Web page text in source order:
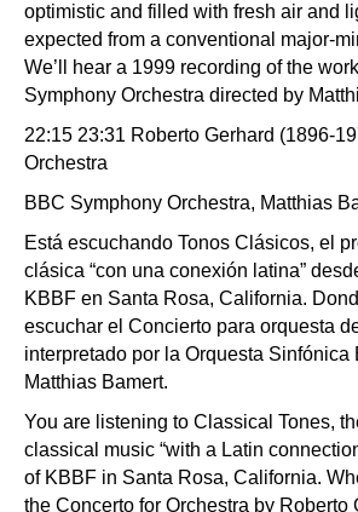
optimistic and filled with fresh air and
expected from a conventional major-
We’ll hear a 1999 recording of the
Symphony Orchestra directed by
22:15 23:31 Roberto Gerhard (1896-
Orchestra
BBC Symphony Orchestra, Matthias
Está escuchando Tonos Clásicos, el
clásica “con una conexión latina”
KBBF en Santa Rosa, California.
escuchar el Concierto para orquesta
interpretado por la Orquesta Sinfónica
Matthias Bamert.
You are listening to Classical Tones,
classical music “with a Latin
of KBBF in Santa Rosa, California.
the Concerto for Orchestra by Roberto